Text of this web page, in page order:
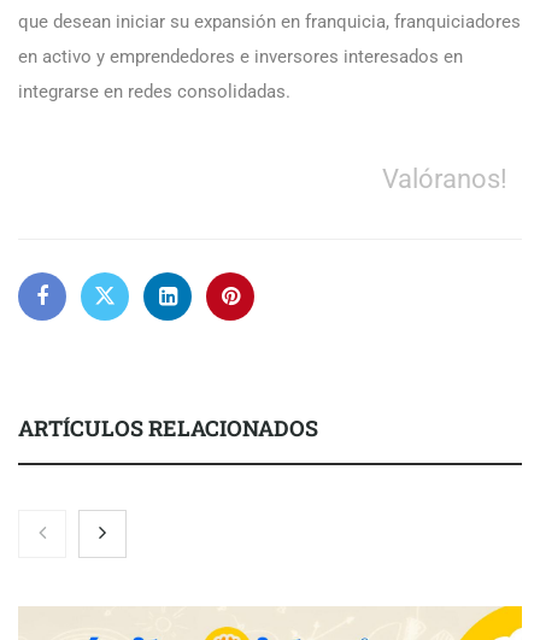
que desean iniciar su expansión en franquicia, franquiciadores
en activo y emprendedores e inversores interesados en
integrarse en redes consolidadas.
Valóranos!
ARTÍCULOS RELACIONADOS
Brisas del Estrecho abastece a la hostelería de Sevilla
conectando lonjas con establecimientos